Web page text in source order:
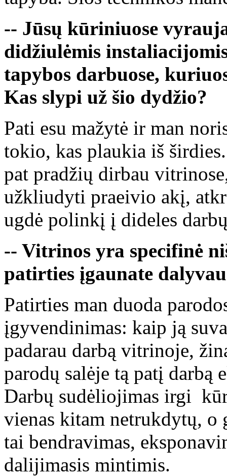
-- Jūsų kūriniuose
didžiulėmis
tapybos darbuose,
Kas slypi už šio dydžio?
Pati esu mažytė ir man
tokio, kas plaukia iš
pat pradžių dirbau
užkliudyti praeivio akį,
ugdė polinkį į dideles
-- Vitrinos yra specifinė
patirties įgaunate
Patirties man duoda
įgyvendinimas: kaip ją
padarau darbą vitrinoje,
parodų salėje tą patį darbą
Darbų sudėliojimas irgi
vienas kitam netrukdytų, o
tai bendravimas,
dalijimasis mintimis.